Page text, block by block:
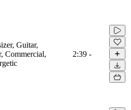
Guitar,
Commercial,
2:39 -